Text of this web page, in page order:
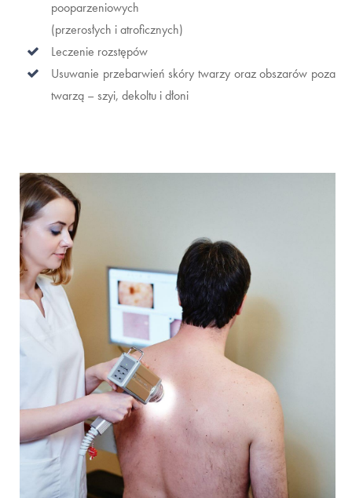
pooparzeniowych
(przerosłych i atroficznych)
Leczenie rozstępów
Usuwanie przebarwień skóry twarzy oraz obszarów poza
twarzą – szyi, dekoltu i dłoni